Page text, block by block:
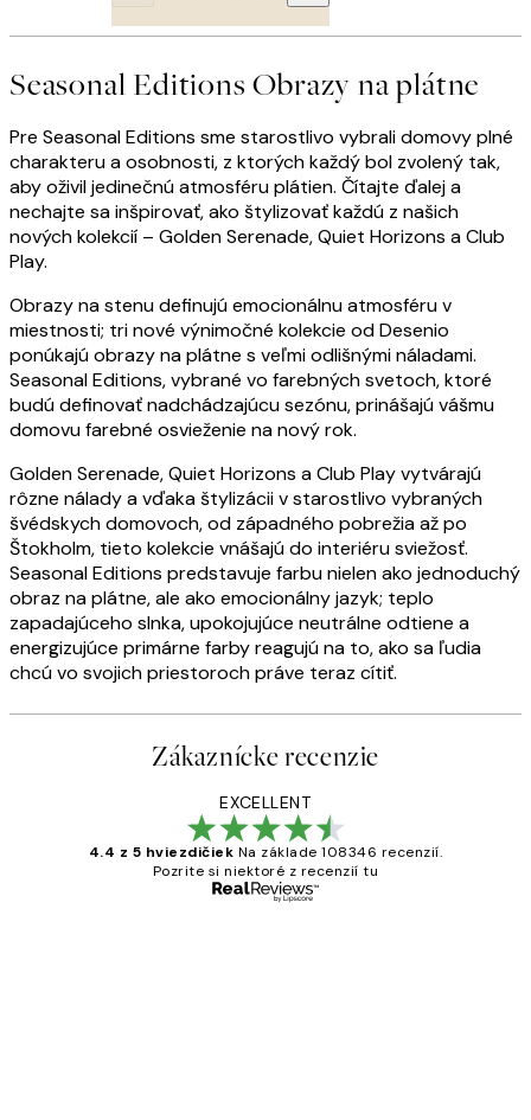
Seasonal Editions Obrazy na plátne
Pre Seasonal Editions sme starostlivo vybrali domovy plné
charakteru a osobnosti, z ktorých každý bol zvolený tak,
aby oživil jedinečnú atmosféru plátien. Čítajte ďalej a
nechajte sa inšpirovať, ako štylizovať každú z našich
nových kolekcií – Golden Serenade, Quiet Horizons a Club
Play.
Obrazy na stenu definujú emocionálnu atmosféru v
miestnosti; tri nové výnimočné kolekcie od Desenio
ponúkajú obrazy na plátne s veľmi odlišnými náladami.
Seasonal Editions, vybrané vo farebných svetoch, ktoré
budú definovať nadchádzajúcu sezónu, prinášajú vášmu
domovu farebné osvieženie na nový rok.
Golden Serenade, Quiet Horizons a Club Play vytvárajú
rôzne nálady a vďaka štylizácii v starostlivo vybraných
švédskych domovoch, od západného pobrežia až po
Štokholm, tieto kolekcie vnášajú do interiéru sviežosť.
Seasonal Editions predstavuje farbu nielen ako jednoduchý
obraz na plátne, ale ako emocionálny jazyk; teplo
zapadajúceho slnka, upokojujúce neutrálne odtiene a
energizujúce primárne farby reagujú na to, ako sa ľudia
chcú vo svojich priestoroch práve teraz cítiť.
Zákaznícke recenzie
EXCELLENT
4.4 z 5 hviezdičiek Na základe 108346 recenzií.
Pozrite si niektoré z recenzií tu